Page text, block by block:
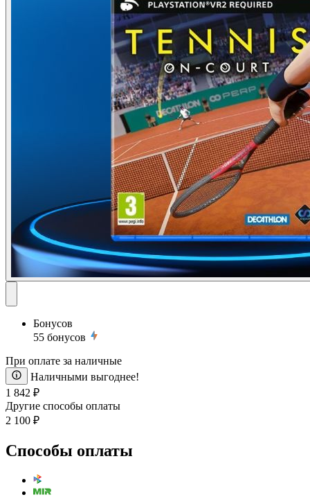
Бонусов
55 бонусов
При оплате за наличные
Наличными выгоднее!
1 842 ₽
Другие способы оплаты
2 100 ₽
Способы оплаты